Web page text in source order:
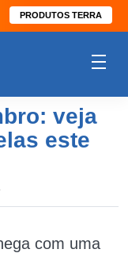
PRODUTOS TERRA
veja
este
com uma